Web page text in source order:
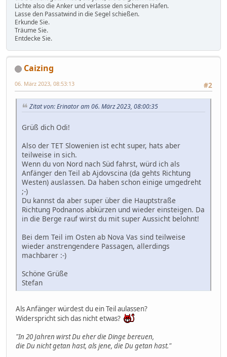
Lichte also die Anker und verlasse den sicheren Hafen.
Lasse den Passatwind in die Segel schießen.
Erkunde Sie.
Träume Sie.
Entdecke Sie.
Caizing
#2
06. März 2023, 08:53:13
Zitat von: Erinator am 06. März 2023, 08:00:35
Grüß dich Odi!
Also der TET Slowenien ist echt super, hats aber
teilweise in sich.
Wenn du von Nord nach Süd fahrst, würd ich als
Anfänger den Teil ab Ajdovscina (da gehts Richtung
Westen) auslassen. Da haben schon einige umgedreht
;-)
Du kannst da aber super über die Hauptstraße
Richtung Podnanos abkürzen und wieder einsteigen. Da
in die Berge rauf wirst du mit super Aussicht belohnt!
Bei dem Teil im Osten ab Nova Vas sind teilweise
wieder anstrengendere Passagen, allerdings
machbarer :-)
Schöne Grüße
Stefan
Als Anfänger würdest du ein Teil aulassen?
Widerspricht sich das nicht etwas?
"In 20 Jahren wirst Du eher die Dinge bereuen,
die Du nicht getan hast, als jene, die Du getan hast."